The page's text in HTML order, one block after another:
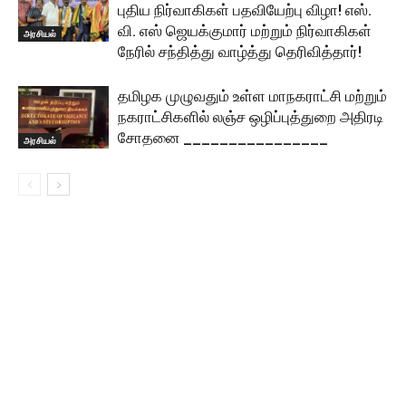
அரசியல்
புதிய நிர்வாகிகள் பதவியேற்பு விழா! எஸ்.
வி. எஸ் ஜெயக்குமார் மற்றும் நிர்வாகிகள்
நேரில் சந்தித்து வாழ்த்து தெரிவித்தார்!
அரசியல்
தமிழக முழுவதும் உள்ள மாநகராட்சி மற்றும்
நகராட்சிகளில் லஞ்ச ஒழிப்புத்துறை அதிரடி
சோதனை ________________